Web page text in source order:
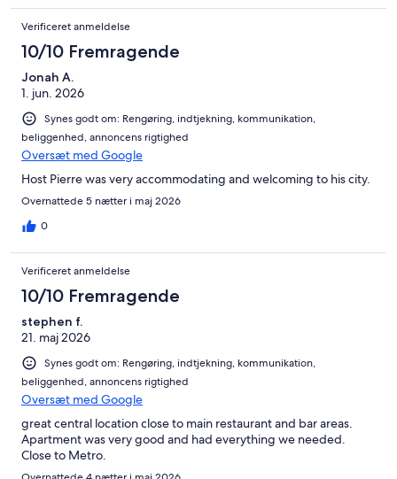
Verificeret anmeldelse
10/10 Fremragende
Jonah A.
1. jun. 2026
Synes godt om: Rengøring, indtjekning, kommunikation,
beliggenhed, annoncens rigtighed
Oversæt med Google
Host Pierre was very accommodating and welcoming to his city.
Overnattede 5 nætter i maj 2026
0
Verificeret anmeldelse
10/10 Fremragende
stephen f.
21. maj 2026
Synes godt om: Rengøring, indtjekning, kommunikation,
beliggenhed, annoncens rigtighed
Oversæt med Google
great central location close to main restaurant and bar areas.
Apartment was very good and had everything we needed.
Close to Metro.